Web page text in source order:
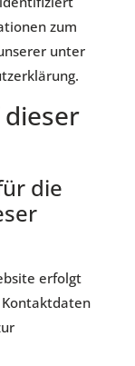
zum
unter
die
erfolgt